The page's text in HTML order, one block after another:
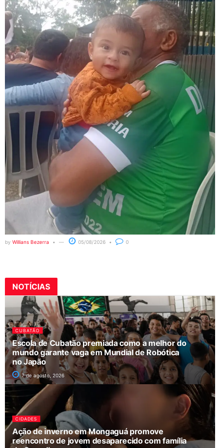
by Willians Bezerra 05/08/2026 0
NOTÍCIAS
CUBATÃO
Escola de Cubatão premiada como a melhor do
mundo garante vaga em Mundial de Robótica
no Japão
7 de agosto, 2026
CIDADES
Ação de inverno em Mongaguá promove
reencontro de jovem desaparecido com família